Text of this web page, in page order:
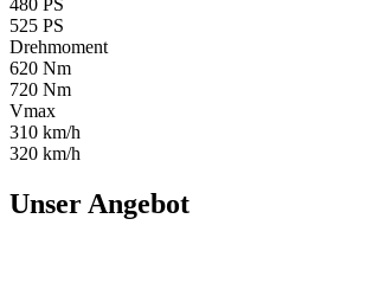
525 PS
Drehmoment
620 Nm
720 Nm
Vmax
310 km/h
320 km/h
Unser Angebot